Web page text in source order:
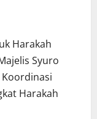
Harakah
Syuro
Harakah